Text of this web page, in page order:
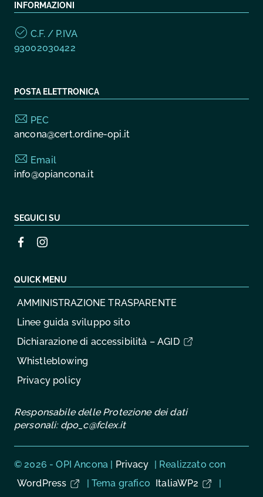
INFORMAZIONI
C.F. / P.IVA
93002030422
POSTA ELETTRONICA
PEC
ancona@cert.ordine-opi.it
Email
info@opiancona.it
SEGUICI SU
QUICK MENU
AMMINISTRAZIONE TRASPARENTE
Linee guida sviluppo sito
Dichiarazione di accessibilità – AGID
Whistleblowing
Privacy policy
Responsabile delle Protezione dei dati
personali: dpo_c@fclex.it
Sezione Link Utili
© 2026 - OPI Ancona | Privacy
| Realizzato con
WordPress
Tema grafico ItaliaWP2